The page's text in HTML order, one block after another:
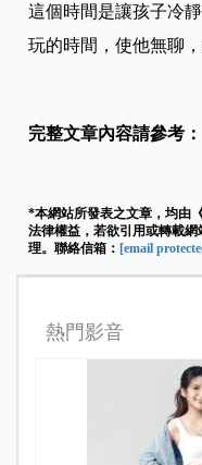
這個時間是讓孩子冷
玩的時間，使他無聊
完整文章內容請參考：
*本網站所發表之文章，均由
法律權益，若欲引用或轉載
理。聯絡信箱： [email
熱門影音